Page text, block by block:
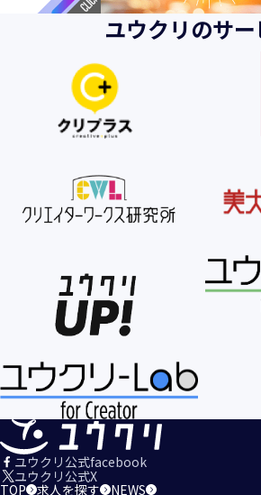
・当社等へアクセスされた際に情報を
す。これらの情報には、利用されるURL
話の種類、IPアドレスなどの情報を含み
【個人情報の利用目的の公表】
当社は、個人情報を次の利用目的の範囲
第１項及びJISQ15001:2017の附属書
＜個人情報の利用目的＞
１．当社のサービスを提供するため
２．当社のサービスを安心・安全にご
備のため
３．当社のサービスの運営・管理のため
４．当社のサービスに関するご案内、お
５．当社、その他当社のサービスについ
積、改善、研究開発のため
６．当社がおすすめする商品・サービス
信・送付するため
７．当社とお客様の間での必要な連絡を
８．当社のサービスに関する当社の規約
「規約等」といいます。）に違反する行
ユウクリのサ
ユウクリ公式facebook
ユウクリ公式X
TOP 求人を探す NEWS